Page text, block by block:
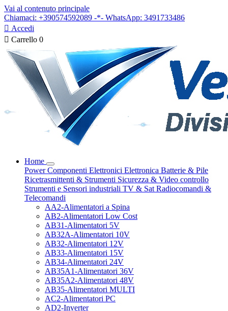
Vai al contenuto principale
Chiamaci: +390574592089 -*- WhatsApp: 3491733486
 Accedi
 Carrello 0
Home
PowerComponenti Elettronici Elettronica Batterie & Pile
Ricetrasmittenti & Strumenti Sicurezza & Video controllo
Strumenti e Sensori industriali TV & Sat Radiocomandi &
Telecomandi
AA2-Alimentatori a Spina
AB2-Alimentatori Low Cost
AB31-Alimentatori 5V
AB32A-Alimentatori 10V
AB32-Alimentatori 12V
AB33-Alimentatori 15V
AB34-Alimentatori 24V
AB35A1-Alimentatori 36V
AB35A2-Alimentatori 48V
AB35-Alimentatori MULTI
AC2-Alimentatori PC
AD2-Inverter